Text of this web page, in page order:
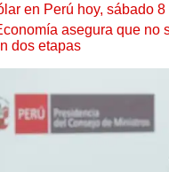
en Perú hoy, sábado
asegura que no
dos etapas